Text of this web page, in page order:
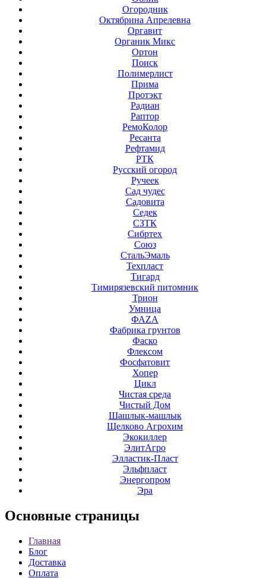
Огородник
Октябрина Апрелевна
Оргавит
Органик Микс
Ортон
Поиск
Полимерлист
Прима
Протэкт
Радиан
Раптор
РемоКолор
Ресанта
Рефтамид
РТК
Русский огород
Ручеек
Сад чудес
Садовита
Седек
СЗТК
Сибртех
Союз
СтальЭмаль
Техпласт
Тигард
Тимирязевский питомник
Трион
Умница
ФАZА
Фабрика грунтов
Фаско
Флексом
Фосфатовит
Хопер
Цикл
Чистая среда
Чистый Дом
Шашлык-машлык
Щелково Агрохим
Экокиллер
ЭлитАгро
Элластик-Пласт
Эльфпласт
Энергопром
Эра
Основные страницы
Главная
Блог
Доставка
Оплата